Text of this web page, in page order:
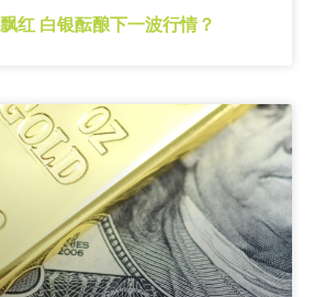
红 白银酝酿下一波行情？